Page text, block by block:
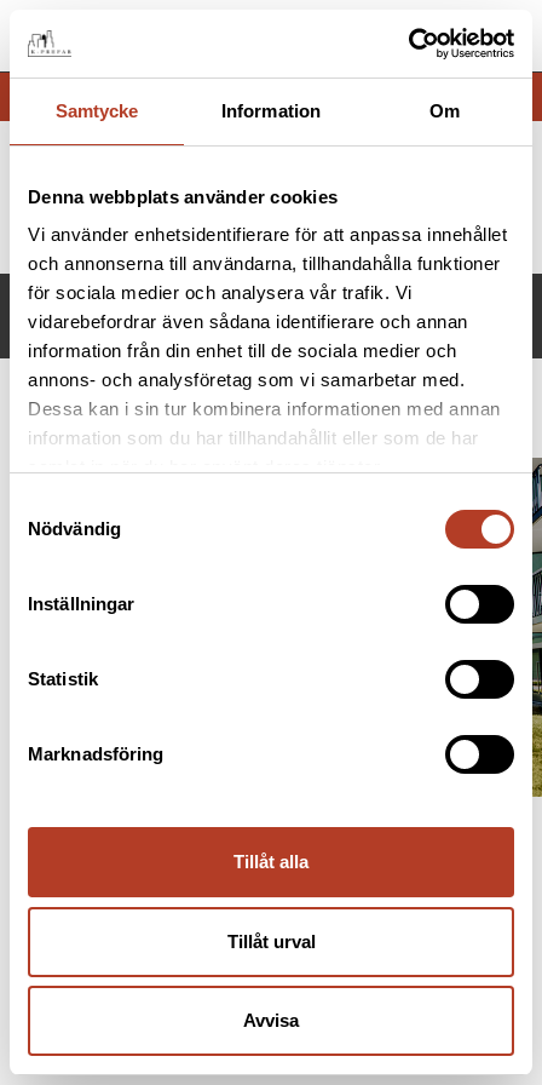
Samtycke Information Om
Denna webbplats använder cookies
Vi använder enhetsidentifierare för att anpassa innehållet
och annonserna till användarna, tillhandahålla funktioner
för sociala medier och analysera vår trafik. Vi
vidarebefordrar även sådana identifierare och annan
information från din enhet till de sociala medier och
annons- och analysföretag som vi samarbetar med.
Dessa kan i sin tur kombinera informationen med annan
information som du har tillhandahållit eller som de har
Nödvändig
Inställningar
Statistik
Marknadsföring
Tillåt alla
Tillåt urval
Avvisa
Menu
Home Lindblomman
LINDBLOMMAN
Housing